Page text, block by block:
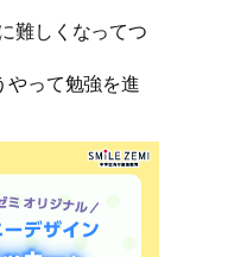
難しくなってつ
やって勉強を進